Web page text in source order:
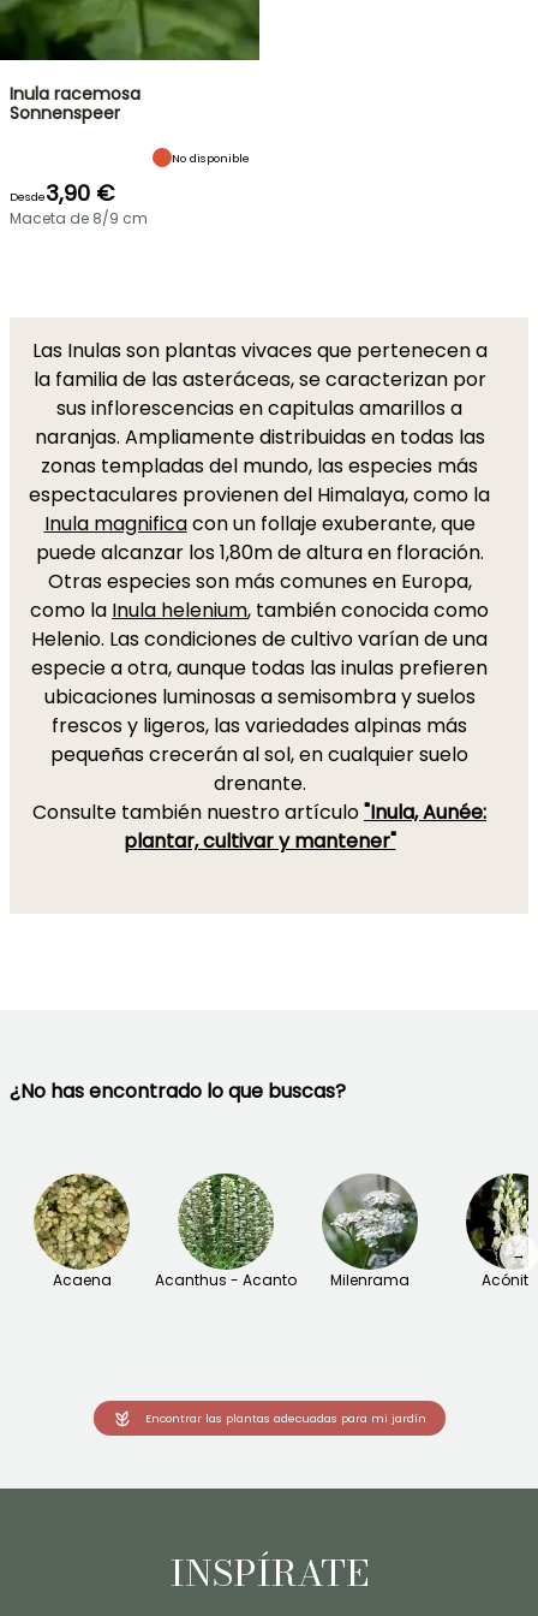
Inula racemosa
Sonnenspeer
No disponible
Desde3,90 €
Maceta de 8/9 cm
Las Inulas son plantas vivaces que pertenecen a
la familia de las asteráceas, se caracterizan por
sus inflorescencias en capitulas amarillos a
naranjas. Ampliamente distribuidas en todas las
zonas templadas del mundo, las especies más
espectaculares provienen del Himalaya, como la
Inula magnificacon un follaje exuberante, que
puede alcanzar los 1,80m de altura en floración.
Otras especies son más comunes en Europa,
como la Inula helenium, también conocida como
Helenio. Las condiciones de cultivo varían de una
especie a otra, aunque todas las inulas prefieren
ubicaciones luminosas a semisombra y suelos
frescos y ligeros, las variedades alpinas más
pequeñas crecerán al sol, en cualquier suelo
drenante.
Consulte también nuestro artículo"Inula, Aunée:
plantar, cultivar y mantener"
¿No has encontrado lo que buscas?
Acaena Acanthus - Acanto Milenrama
→
Encontrar las plantas adecuadas para mi jardín
INSPÍRATE